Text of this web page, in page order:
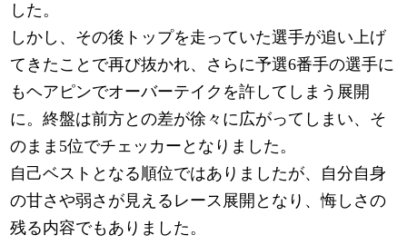
した。
しかし、その後トップを走っていた選手が追い上げ
てきたことで再び抜かれ、さらに予選6番手の選手に
もヘアピンでオーバーテイクを許してしまう展開
に。終盤は前方との差が徐々に広がってしまい、そ
のまま5位でチェッカーとなりました。
自己ベストとなる順位ではありましたが、自分自身
の甘さや弱さが見えるレース展開となり、悔しさの
残る内容でもありました。